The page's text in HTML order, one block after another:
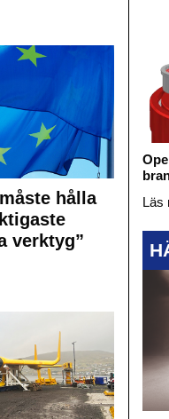
hålla
verktyg”
Läs